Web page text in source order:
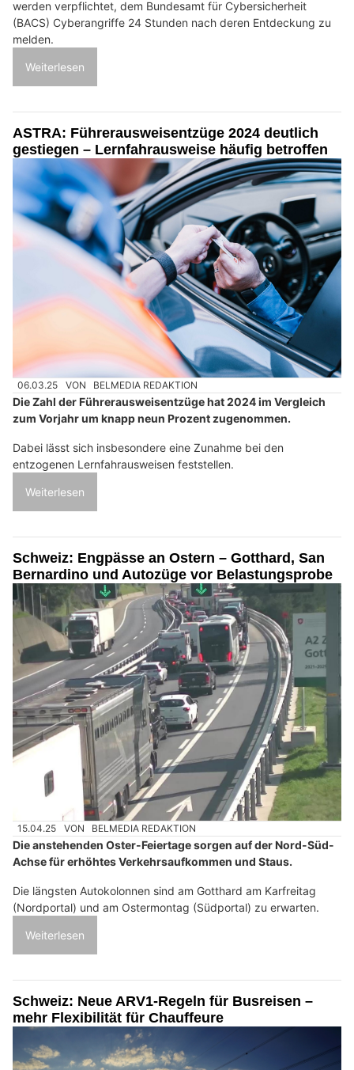
werden verpflichtet, dem Bundesamt für Cybersicherheit
(BACS) Cyberangriffe 24 Stunden nach deren Entdeckung zu
melden.
Weiterlesen
ASTRA: Führerausweisentzüge 2024 deutlich
gestiegen – Lernfahrausweise häufig betroffen
06.03.25 VON BELMEDIA REDAKTION
Die Zahl der Führerausweisentzüge hat 2024 im Vergleich
zum Vorjahr um knapp neun Prozent zugenommen.
Dabei lässt sich insbesondere eine Zunahme bei den
entzogenen Lernfahrausweisen feststellen.
Weiterlesen
Schweiz: Engpässe an Ostern – Gotthard, San
Bernardino und Autozüge vor Belastungsprobe
15.04.25 VON BELMEDIA REDAKTION
Die anstehenden Oster-Feiertage sorgen auf der Nord-Süd-
Achse für erhöhtes Verkehrsaufkommen und Staus.
Die längsten Autokolonnen sind am Gotthard am Karfreitag
(Nordportal) und am Ostermontag (Südportal) zu erwarten.
Weiterlesen
Schweiz: Neue ARV1-Regeln für Busreisen –
mehr Flexibilität für Chauffeure